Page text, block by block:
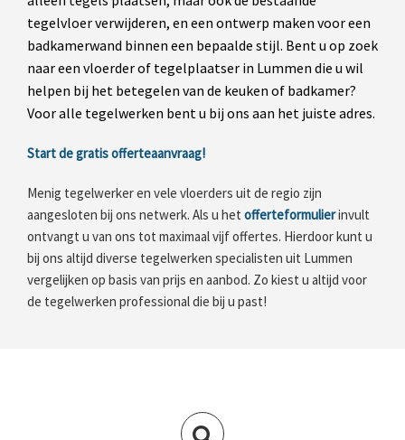
tegelvloer verwijderen, en een ontwerp maken voor een
badkamerwand binnen een bepaalde stijl. Bent u op zoek
naar een vloerder of tegelplaatser in Lummen die u wil
helpen bij het betegelen van de keuken of badkamer?
Voor alle tegelwerken bent u bij ons aan het juiste adres.
Start de gratis offerteaanvraag!
Menig tegelwerker en vele vloerders uit de regio zijn
aangesloten bij ons netwerk. Als u het offerteformulierinvult
ontvangt u van ons tot maximaal vijf offertes. Hierdoor kunt u
bij ons altijd diverse tegelwerken specialisten uit Lummen
vergelijken op basis van prijs en aanbod. Zo kiest u altijd voor
de tegelwerken professional die bij u past!